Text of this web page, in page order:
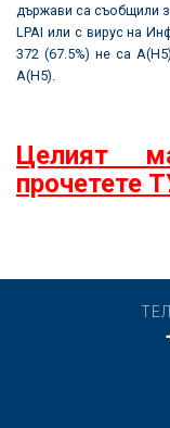
държави са съобщили
LPAI или с вирус на
372 (67.5%) не са
A(H5).
Целият
прочетете